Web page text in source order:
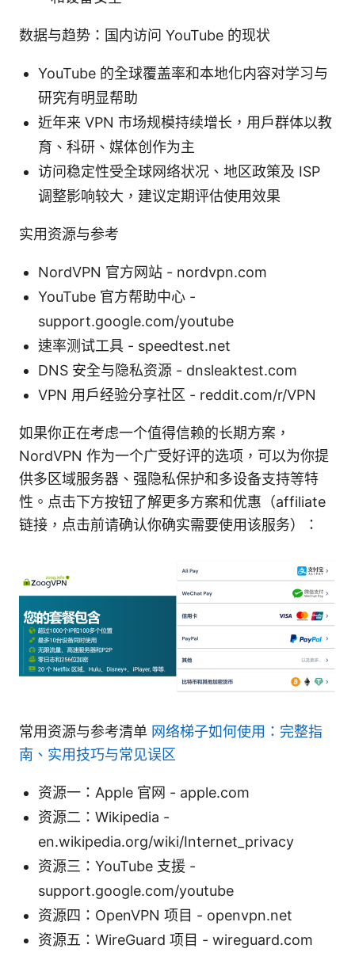
数据与趋势：国内访问 YouTube 的现状
YouTube 的全球覆盖率和本地化内容对学习与
研究有明显帮助
近年来 VPN 市场规模持续增长，用户群体以教
育、科研、媒体创作为主
访问稳定性受全球网络状况、地区政策及 ISP
调整影响较大，建议定期评估使用效果
实用资源与参考
NordVPN 官方网站 - nordvpn.com
YouTube 官方帮助中心 -
support.google.com/youtube
速率测试工具 - speedtest.net
DNS 安全与隐私资源 - dnsleaktest.com
VPN 用户经验分享社区 - reddit.com/r/VPN
如果你正在考虑一个值得信赖的长期方案，
NordVPN 作为一个广受好评的选项，可以为你提
供多区域服务器、强隐私保护和多设备支持等特
性。点击下方按钮了解更多方案和优惠（affiliate
链接，点击前请确认你确实需要使用该服务）：
常用资源与参考清单 网络梯子如何使用：完整指
南、实用技巧与常见误区
资源一：Apple 官网 - apple.com
资源二：Wikipedia -
en.wikipedia.org/wiki/Internet_privacy
资源三：YouTube 支援 -
support.google.com/youtube
资源四：OpenVPN 项目 - openvpn.net
资源五：WireGuard 项目 - wireguard.com